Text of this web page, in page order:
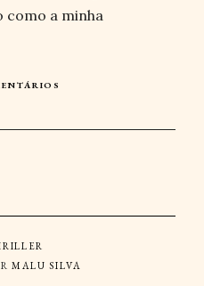
como a minha
MALU SILVA